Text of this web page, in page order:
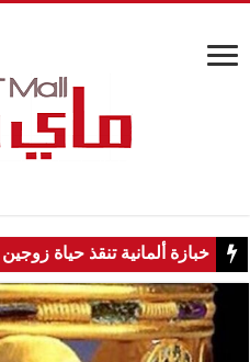
خبازة ألمانية تنقذ حياة زوجين